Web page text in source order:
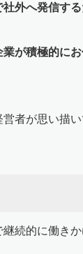
外へ発信す
が積極的に
者が思い描
続的に働き